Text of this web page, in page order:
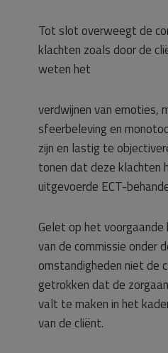
Tot slot overweegt de
klachten zoals door de
weten het
verdwijnen van emoties,
sfeerbeleving en
zijn en lastig te
tonen dat deze klachten
uitgevoerde ECT-
Gelet op het
van de commissie onder
omstandigheden niet de
getrokken dat de
valt te maken in het
van de cliënt.